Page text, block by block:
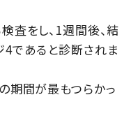
査をし、1週間後、結
であると診断されま
期間が最もつらかっ